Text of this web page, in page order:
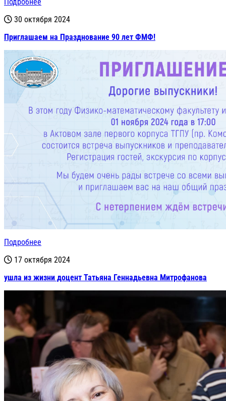
30 октября 2024
Приглашаем на Празднование 90 лет ФМФ!
Подробнее
17 октября 2024
ушла из жизни доцент Татьяна Геннадьевна Митрофанова